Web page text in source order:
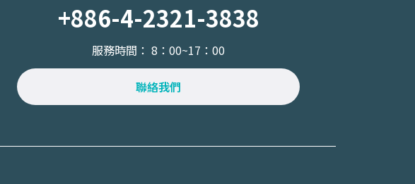
+886-4-2321-3838
服務時間： 8：00~17：00
聯絡我們